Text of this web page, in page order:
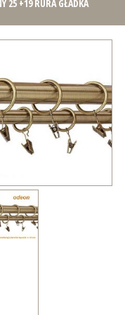
25 +19 RURA GŁADKA